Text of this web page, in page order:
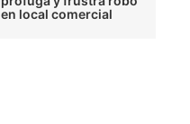
en local comercial